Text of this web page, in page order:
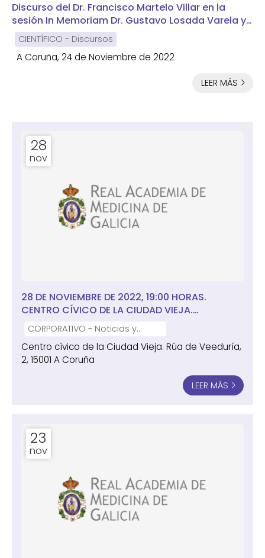
Discurso del Dr. Francisco Martelo Villar en la
sesión In Memoriam Dr. Gustavo Losada Varela y
D. Antonio Quiroga y Piñeyro
CIENTÍFICO - Discursos
A Coruña, 24 de Noviembre de 2022
LEER MÁS
28
nov
28 DE NOVIEMBRE DE 2022, 19:00 HORAS.
CENTRO CÍVICO DE LA CIUDAD VIEJA.
CONFERENCIA " AGUAS TERMALES Y
ENVEJECIMIENTO SALUDABLE" IMPARTIDA POR LA
DRA. ROSA MEIJIDE FAILDE
CORPORATIVO - Noticias y
notas de prensa
Centro cívico de la Ciudad Vieja. Rúa de Veeduría,
2, 15001 A Coruña
LEER MÁS
23
nov